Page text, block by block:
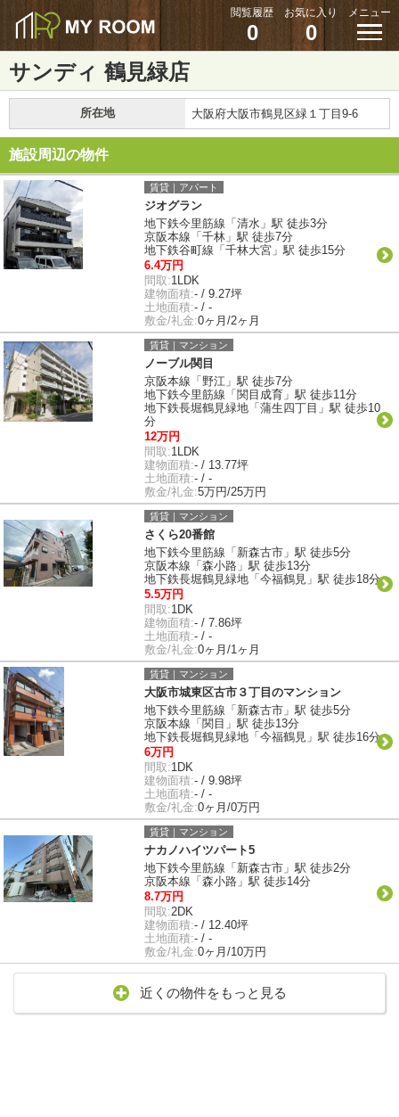
閲覧履歴
0
お気に入り
0
メニュー
サンディ 鶴見緑店
所在地 大阪府大阪市鶴見区緑１丁目9-6
施設周辺の物件
賃貸｜アパート
ジオグラン
地下鉄今里筋線「清水」駅 徒歩3分
京阪本線「千林」駅 徒歩7分
地下鉄谷町線「千林大宮」駅 徒歩15分
6.4万円
間取:1LDK
建物面積:- / 9.27坪
土地面積:- / -
敷金/礼金:0ヶ月/2ヶ月
賃貸｜マンション
ノーブル関目
京阪本線「野江」駅 徒歩7分
地下鉄今里筋線「関目成育」駅 徒歩11分
地下鉄長堀鶴見緑地「蒲生四丁目」駅 徒歩10
分
12万円
間取:1LDK
建物面積:- / 13.77坪
土地面積:- / -
敷金/礼金:5万円/25万円
賃貸｜マンション
さくら20番館
地下鉄今里筋線「新森古市」駅 徒歩5分
京阪本線「森小路」駅 徒歩13分
地下鉄長堀鶴見緑地「今福鶴見」駅 徒歩18分
5.5万円
間取:1DK
建物面積:- / 7.86坪
土地面積:- / -
敷金/礼金:0ヶ月/1ヶ月
賃貸｜マンション
大阪市城東区古市３丁目のマンション
地下鉄今里筋線「新森古市」駅 徒歩5分
京阪本線「関目」駅 徒歩13分
地下鉄長堀鶴見緑地「今福鶴見」駅 徒歩16分
6万円
間取:1DK
建物面積:- / 9.98坪
土地面積:- / -
敷金/礼金:0ヶ月/0万円
賃貸｜マンション
ナカノハイツパート5
地下鉄今里筋線「新森古市」駅 徒歩2分
京阪本線「森小路」駅 徒歩14分
8.7万円
間取:2DK
建物面積:- / 12.40坪
土地面積:- / -
敷金/礼金:0ヶ月/10万円
近くの物件をもっと見る